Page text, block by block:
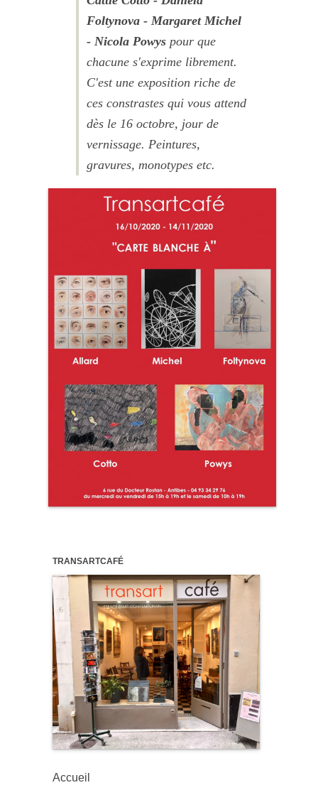
Foltynova - Margaret Michel
- Nicola Powyspour que
chacune s'exprime librement.
C'est une exposition riche de
ces constrastes qui vous attend
dès le 16 octobre, jour de
vernissage. Peintures,
gravures, monotypes etc.
TRANSARTCAFÉ
Accueil